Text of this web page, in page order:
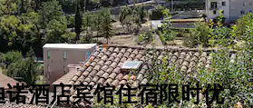
酒店宾馆住宿限时优